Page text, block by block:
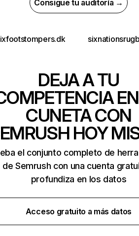
Consigue tu auditoría →
DEJA A TU
CUNETA CON
HOY
el conjunto completo de
de Semrush con una cuenta
profundiza en los datos
Acceso gratuito a más datos